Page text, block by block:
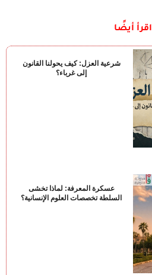
اقرأ أيضًا
شرعية العزل: كيف يحولنا القانون
إلى غرباء؟
عسكرة المعرفة: لماذا تخشى
السلطة تخصصات العلوم الإنسانية؟